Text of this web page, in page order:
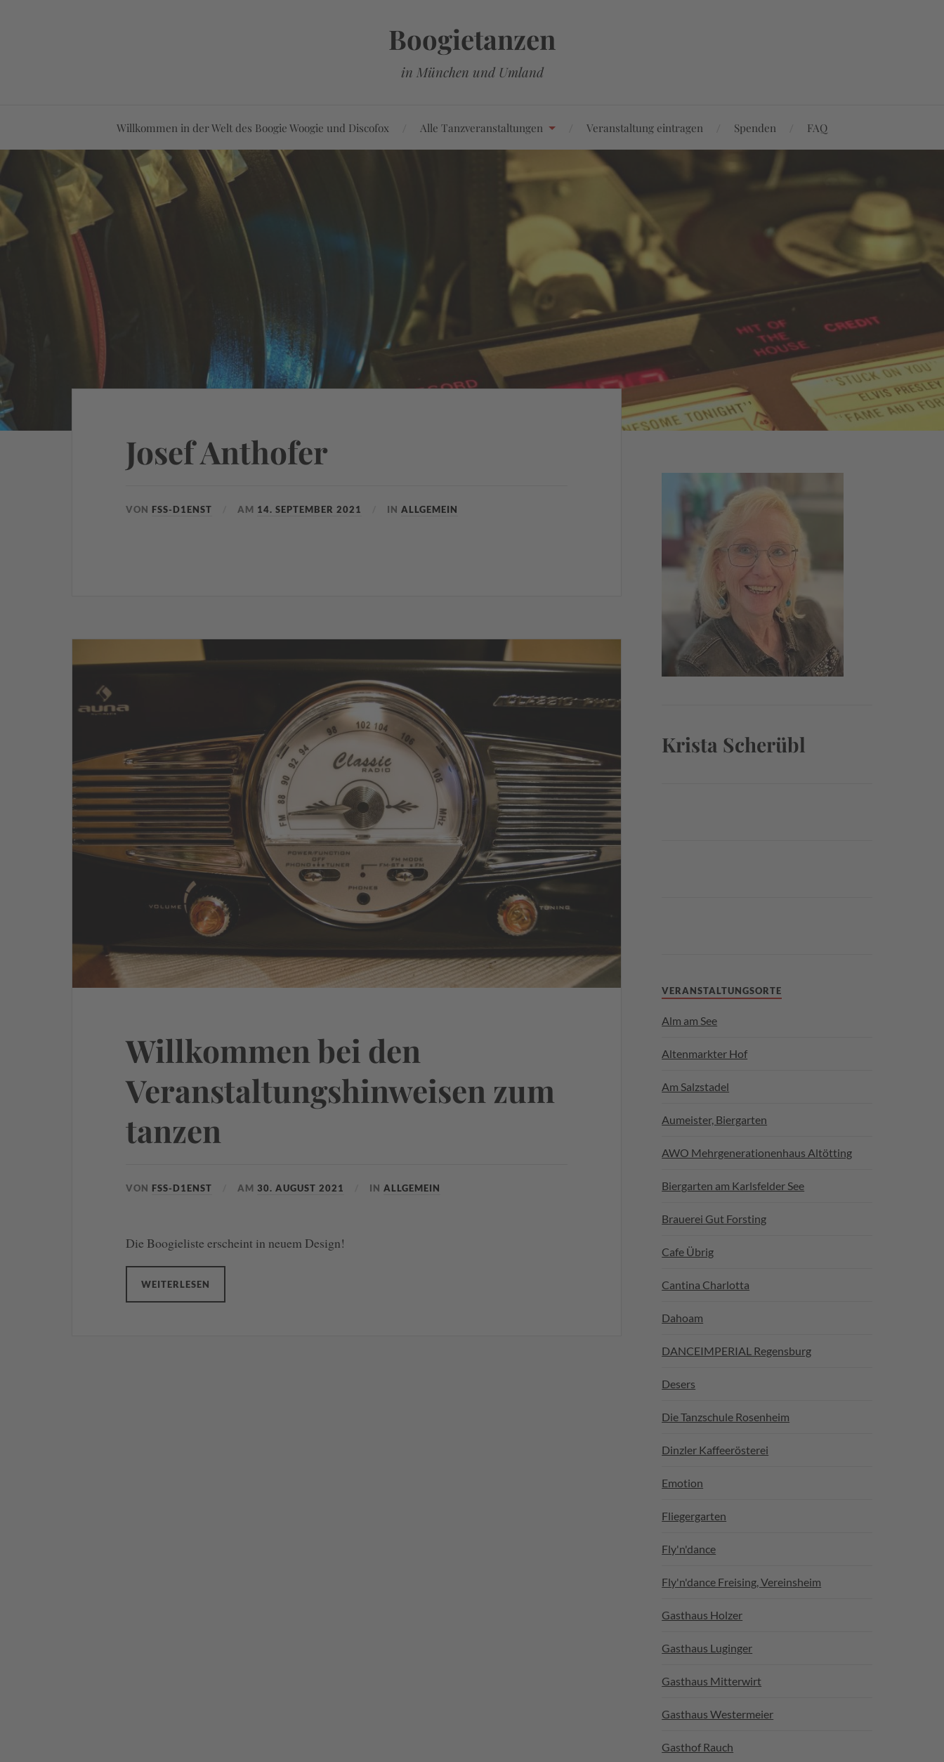
Boogietanzen
in München und Umland
Willkommen in der Welt des Boogie Woogie und Discofox Alle Tanzveranstaltungen Veranstaltung eintragen Spenden FAQ
Josef Anthofer
VON FSS-D1ENST AM 14. SEPTEMBER 2021 INALLGEMEIN
Willkommen bei den
Veranstaltungshinweisen zum
tanzen
VON FSS-D1ENST AM 30. AUGUST 2021 INALLGEMEIN
Die Boogieliste erscheint in neuem Design!
WEITERLESEN
Krista Scherübl
VERANSTALTUNGSORTE
Alm am See
Altenmarkter Hof
Am Salzstadel
Aumeister, Biergarten
AWO Mehrgenerationenhaus Altötting
Biergarten am Karlsfelder See
Brauerei Gut Forsting
Cafe Übrig
Cantina Charlotta
Dahoam
DANCEIMPERIAL Regensburg
Desers
Die Tanzschule Rosenheim
Dinzler Kaffeerösterei
Emotion
Fliegergarten
Fly'n'dance
Fly'n'dance Freising, Vereinsheim
Gasthaus Holzer
Gasthaus Luginger
Gasthaus Mitterwirt
Gasthaus Westermeier
Gasthof Rauch